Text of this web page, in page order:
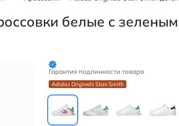
белые с
Гарантия подлинности товара
Adidas Originals Stan Smith